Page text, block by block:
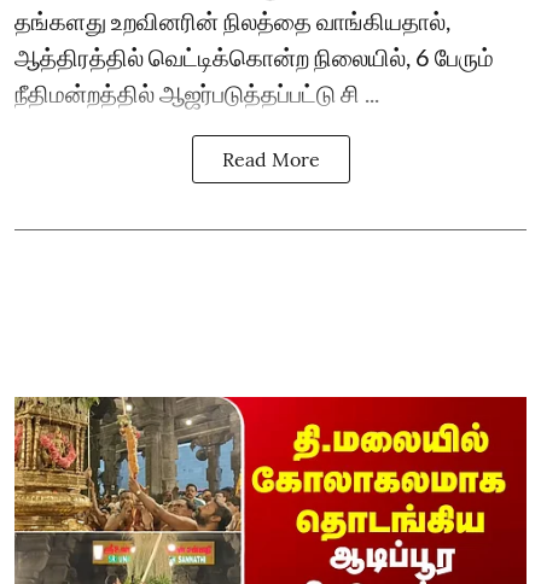
தங்களது உறவினரின் நிலத்தை வாங்கியதால்,
ஆத்திரத்தில் வெட்டிக்கொன்ற நிலையில், 6 பேரும்
நீதிமன்றத்தில் ஆஜர்படுத்தப்பட்டு சி ...
Read More